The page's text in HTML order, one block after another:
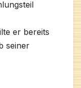
er bereits
seiner